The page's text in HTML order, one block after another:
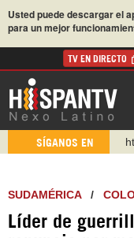
Usted puede descargar el
para un mejor
TV EN DIRECTO
SÍGANOS EN
SUDAMÉRICA/
Líder de